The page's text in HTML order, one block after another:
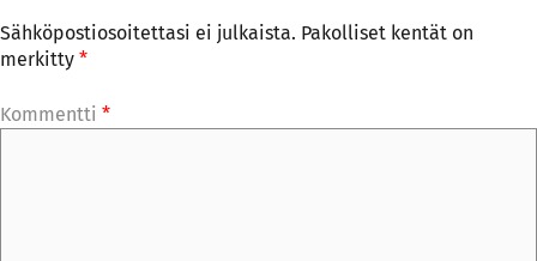
Sähköpostiosoitettasi ei julkaista. Pakolliset kentät on
merkitty *
Kommentti *